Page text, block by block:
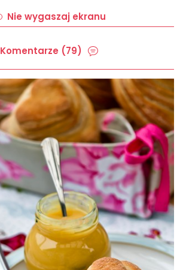
Nie wygaszaj ekranu
Komentarze (79)